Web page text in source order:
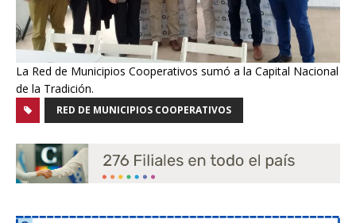
La Red de Municipios Cooperativos sumó a la Capital Nacional
de la Tradición.
RED DE MUNICIPIOS COOPERATIVOS